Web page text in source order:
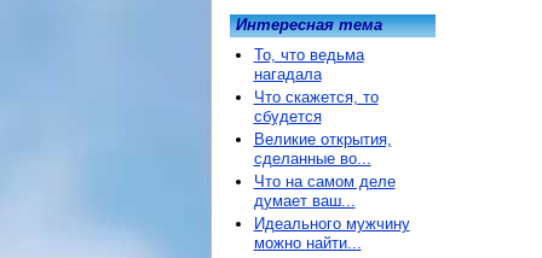
Интересная тема
То, что ведьма
нагадала
Что скажется, то
сбудется
Великие открытия,
сделанные во...
Что на самом деле
думает ваш...
Идеального мужчину
можно найти...